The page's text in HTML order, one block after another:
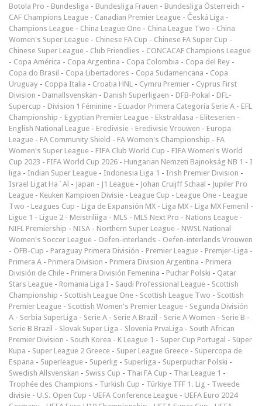
Botola Pro - Bundesliga - Bundesliga Frauen - Bundesliga Österreich -
CAF Champions League - Canadian Premier League - Česká Liga -
Champions League - China League One - China League Two - China
Women's Super League - Chinese FA Cup - Chinese FA Super Cup -
Chinese Super League - Club Friendlies - CONCACAF Champions League
- Copa América - Copa Argentina - Copa Colombia - Copa del Rey -
Copa do Brasil - Copa Libertadores - Copa Sudamericana - Copa
Uruguay - Coppa Italia - Croatia HNL - Cymru Premier - Cyprus First
Division - Damallsvenskan - Danish Superligaen - DFB-Pokal - DFL-
Supercup - Division 1 Féminine - Ecuador Primera Categoría Serie A - EFL
Championship - Egyptian Premier League - Ekstraklasa - Eliteserien -
English National League - Eredivisie - Eredivisie Vrouwen - Europa
League - FA Community Shield - FA Women's Championship - FA
Women's Super League - FIFA Club World Cup - FIFA Women's World
Cup 2023 - FIFA World Cup 2026 - Hungarian Nemzeti Bajnokság NB 1 - I
liga - Indian Super League - Indonesia Liga 1 - Irish Premier Division -
Israel Ligat Ha`Al - Japan - J1 League - Johan Cruijff Schaal - Jupiler Pro
League - Keuken Kampioen Divisie - League Cup - League One - League
Two - Leagues Cup - Liga de Expansión MX - Liga MX - Liga MX Femenil -
Ligue 1 - Ligue 2 - Meistriliiga - MLS - MLS Next Pro - Nations League -
NIFL Premiership - NISA - Northern Super League - NWSL National
Women's Soccer League - Oefen-interlands - Oefen-interlands Vrouwen
- ÖFB-Cup - Paraguay Primera División - Premier League - Premjer-Liga -
Primera A - Primera Division - Primera Division Argentina - Primera
División de Chile - Primera División Femenina - Puchar Polski - Qatar
Stars League - Romania Liga I - Saudi Professional League - Scottish
Championship - Scottish League One - Scottish League Two - Scottish
Premier League - Scottish Women's Premier League - Segunda División
A - Serbia SuperLiga - Serie A - Serie A Brazil - Serie A Women - Serie B -
Serie B Brazil - Slovak Super Liga - Slovenia PrvaLiga - South African
Premier Division - South Korea - K League 1 - Super Cup Portugal - Süper
Kupa - Super League 2 Greece - Super League Greece - Supercopa de
Espana - Superleague - Superlig - Superliga - Superpuchar Polski -
Swedish Allsvenskan - Swiss Cup - Thai FA Cup - Thai League 1 -
Trophée des Champions - Turkish Cup - Türkiye TFF 1. Lig - Tweede
divisie - U.S. Open Cup - UEFA Conference League - UEFA Euro 2024